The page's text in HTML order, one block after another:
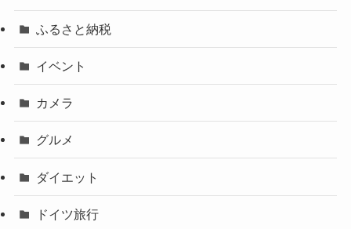
ふるさと納税
イベント
カメラ
グルメ
ダイエット
ドイツ旅行